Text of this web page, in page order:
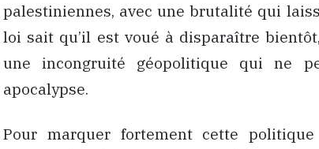
palestiniennes, avec une brutalité qui
loi sait qu’il est voué à disparaître
une incongruité géopolitique qui ne
apocalypse.
Pour marquer fortement cette